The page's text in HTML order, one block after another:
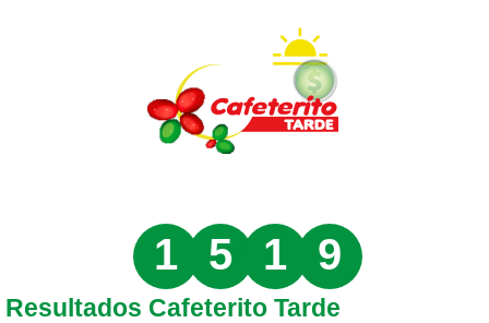
1 5 1 9
Resultados Cafeterito Tarde